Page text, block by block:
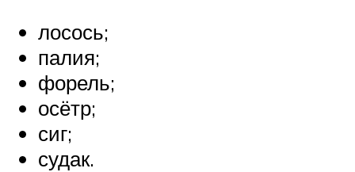
лосось;
палия;
форель;
осётр;
сиг;
судак.